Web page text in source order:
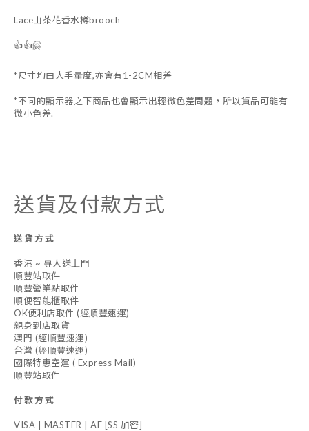
Lace山茶花香水樽brooch
👍👍🤗
*尺寸均由人手量度,亦會有1-2CM相差
*不同的顯示器之下商品也會顯示出輕微色差問題，所以貨品可能有
微小色差.
送貨及付款方式
送貨方式
香港 ~ 專人送上門
順豐站取件
順豐營業點取件
順便智能櫃取件
OK便利店取件 (經順豐速運)
親身到店取貨
澳門 (經順豐速運)
台灣 (經順豐速運)
國際特惠空運 ( Express Mail)
順豐站取件
付款方式
VISA | MASTER | AE [SS 加密]